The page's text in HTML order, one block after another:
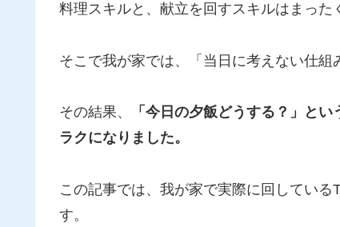
料理スキルと、献立を回すスキルはまった
そこで我が家では、「当日に考えない仕組
その結果、
「今日の夕飯どうする？」と
ラクになりました。
この記事では、我が家で実際に回している
す。